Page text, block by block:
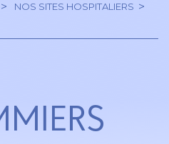
NOS SITES HOSPITALIERS